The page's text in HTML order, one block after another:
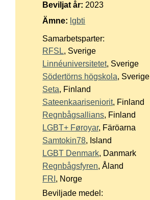
Skandinaviska
Suomi
Íslenska
Beviljat år: 2023
Ämne: lgbti
Samarbetsparter:
RFSL, Sverige
Linnéuniversitetet, Sverige
Södertörns högskola, Sverige
Seta, Finland
Sateenkaariseniorit, Finland
Regnbågsallians, Finland
LGBT+ Føroyar, Färöarna
Samtokin78, Island
LGBT Denmark, Danmark
Regnbågsfyren, Åland
FRI , Norge
Beviljade medel: